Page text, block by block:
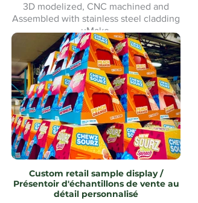
3D modelized, CNC machined and
Assembled with stainless steel cladding
uMake
Modélisé en 3D, usiné CNC et
assemblé avec revêtement en acier
inoxydable uMake MontréalMontreal
Custom retail sample display /
Présentoir d'échantillons de vente au
détail personnalisé